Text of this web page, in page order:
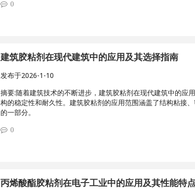
0
建筑胶粘剂在现代建筑中的应用及其选择指南
发布于2026-1-10
摘要:随着建筑技术的不断进步，建筑胶粘剂在现代建筑中的应
构的稳定性和耐久性。建筑胶粘剂的应用范围涵盖了结构粘接
的一部分。
0
丙烯酸酯胶粘剂在电子工业中的应用及其性能特